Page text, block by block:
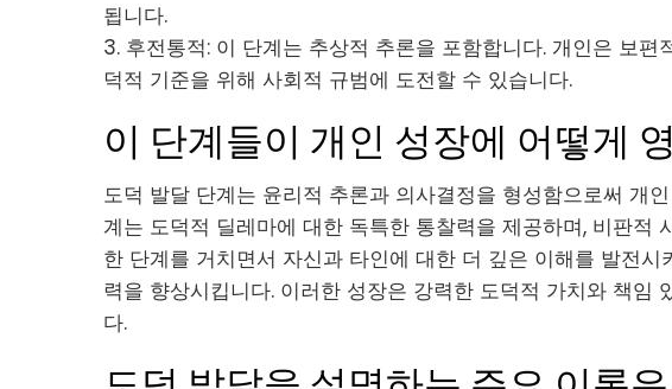
됩니다.
3. 후전통적: 이 단계는 추상적 추론을 포함합니다. 개인은 보
덕적 기준을 위해 사회적 규범에 도전할 수 있습니다.
이 단계들이 개인 성장에 어떻게
도덕 발달 단계는 윤리적 추론과 의사결정을 형성함으로써 개
계는 도덕적 딜레마에 대한 독특한 통찰력을 제공하며, 비판적
한 단계를 거치면서 자신과 타인에 대한 더 깊은 이해를 발전
력을 향상시킵니다. 이러한 성장은 강력한 도덕적 가치와 책임
다.